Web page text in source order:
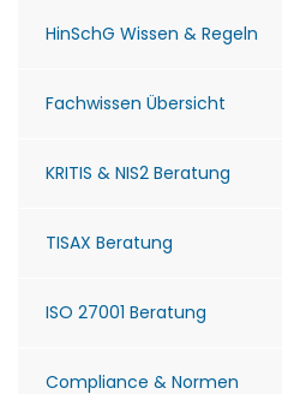
HinSchG Wissen & Regeln
Fachwissen Übersicht
KRITIS & NIS2 Beratung
TISAX Beratung
ISO 27001 Beratung
Compliance & Normen